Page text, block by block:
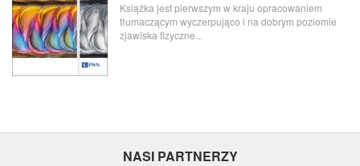
Książka jest pierwszym w kraju opracowaniem
tłumaczącym wyczerpująco i na dobrym poziomie
zjawiska fizyczne...
NASI PARTNERZY